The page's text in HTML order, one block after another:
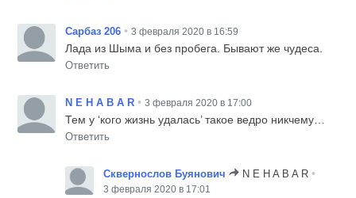
Сарбаз 206 • 3 февраля 2020 в 16:59
Лада из Шыма и без пробега. Бывают же чудеса.
Ответить
N E H A B A R • 3 февраля 2020 в 17:00
Тем у ‘кого жизнь удалась’ такое ведро никчему…
Ответить
Сквернослов Буянович N E H A B A R •
3 февраля 2020 в 17:01